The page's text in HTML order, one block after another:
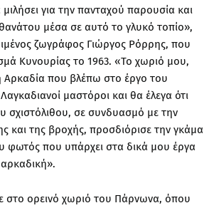
για την πανταχού παρουσία και
μέσα σε αυτό το γλυκό τοπίο»,
ζωγράφος Γιώργος Ρόρρης, που
Κυνουρίας το 1963. «Το χωριό μου,
Αρκαδία που βλέπω στο έργο του
μαστόροι και θα έλεγα ότι
σχιστόλιθου, σε συνδυασμό με την
και της βροχής, προσδιόρισε την γκάμα
φωτός που υπάρχει στα δικά μου έργα
στο ορεινό χωριό του Πάρνωνα, όπου